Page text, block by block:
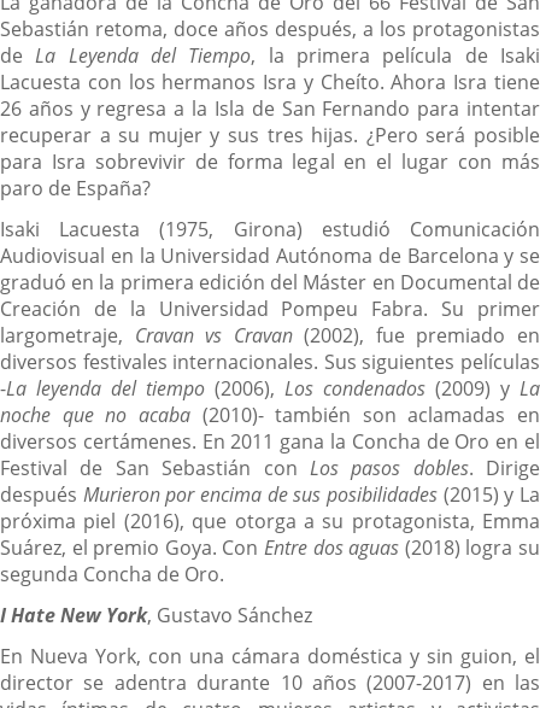
Sebastián retoma, doce años después, a los protagonistas
deLa Leyenda del Tiempo, la primera película de Isaki
Lacuesta con los hermanos Isra y Cheíto. Ahora Isra tiene
26 años y regresa a la Isla de San Fernando para intentar
recuperar a su mujer y sus tres hijas. ¿Pero será posible
para Isra sobrevivir de forma legal en el lugar con más
paro de España?
Isaki Lacuesta (1975, Girona) estudió Comunicación
Audiovisual en la Universidad Autónoma de Barcelona y se
graduó en la primera edición del Máster en Documental de
Creación de la Universidad Pompeu Fabra. Su primer
largometraje, Cravan vs Cravan(2002), fue premiado en
diversos festivales internacionales. Sus siguientes películas
-La leyenda del tiempo (2006), Los condenados (2009) y La
noche que no acaba(2010)- también son aclamadas en
diversos certámenes. En 2011 gana la Concha de Oro en el
Festival de San Sebastián con Los pasos dobles. Dirige
después Murieron por encima de sus posibilidades (2015) y La
próxima piel (2016), que otorga a su protagonista, Emma
Suárez, el premio Goya. Con Entre dos aguas (2018) logra su
segunda Concha de Oro.
I Hate New York, Gustavo Sánchez
En Nueva York, con una cámara doméstica y sin guion, el
director se adentra durante 10 años (2007-2017) en las